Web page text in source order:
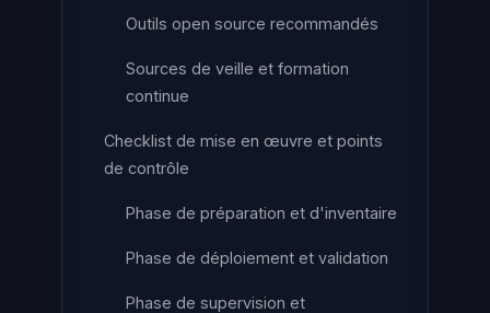
Outils open source recommandés
Sources de veille et formation
continue
Checklist de mise en œuvre et points
de contrôle
Phase de préparation et d'inventaire
Phase de déploiement et validation
Phase de supervision et